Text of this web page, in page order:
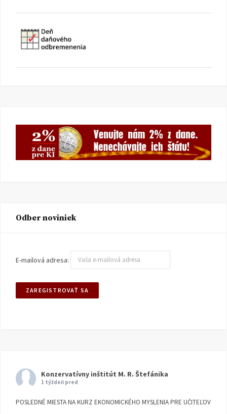
Odber noviniek
E-mailová adresa:
Konzervatívny inštitút M. R. Štefánika
1 týždeň pred
POSLEDNÉ MIESTA NA KURZ EKONOMICKÉHO MYSLENIA PRE UČITEĽOV